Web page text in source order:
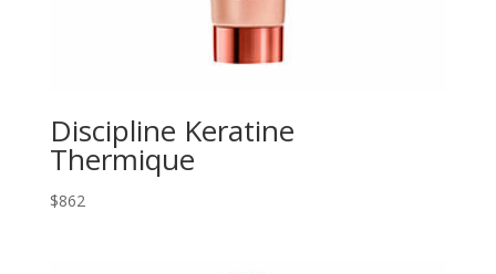
Discipline Keratine
Thermique
$862